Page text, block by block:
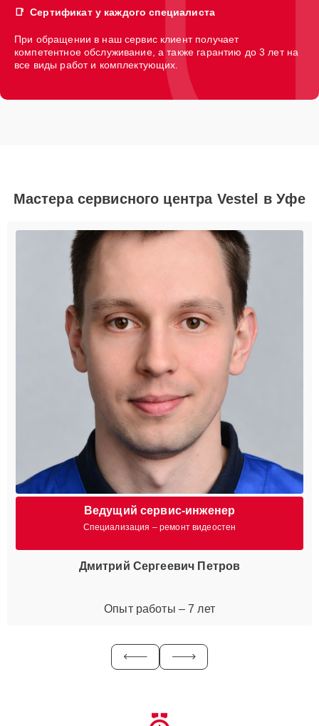
Сертификат у каждого специалиста
При обращении в наш сервис клиент получает
компетентное обслуживание, а также гарантию до 3 лет на
все виды работ и комплектующих.
Мастера сервисного центра Vestel в Уфе
Ведущий сервис-инженер
Специализация – ремонт видеостен
Дмитрий Сергеевич Петров
Опыт работы – 7 лет